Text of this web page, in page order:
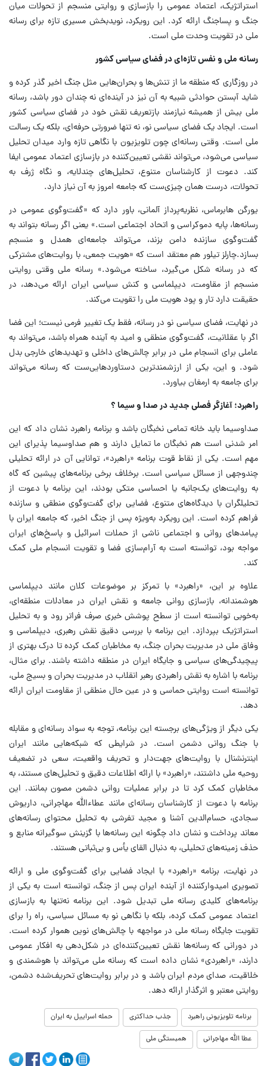
استراتژیک، اعتماد عمومی را بازسازی و روایتی منسجم از تحولات میان
جنگ و پساجنگ ارائه کرد. این رویکرد، نویدبخش مسیری تازه برای رسانه
ملی در تقویت وحدت ملی است.
رسانه ملی و نفس تازه‌ای در فضای سیاسی کشور
در روزگاری که منطقه ما از تنش‌ها و بحران‌هایی مثل جنگ اخیر گذر کرده و
شاید آبستن حوادثی شبیه به آن نیز در آینده‌ای نه چندان دور باشد، رسانه
ملی بیش از همیشه نیازمند بازتعریف نقش خود در فضای سیاسی کشور
است. ایجاد یک فضای سیاسی نو، نه تنها ضرورتی حرفه‌ای، بلکه یک رسالت
ملی است. وقتی رسانه‌ای چون تلویزیون با نگاهی تازه وارد میدان تحلیل
سیاسی می‌شود، می‌تواند نقشی تعیین‌کننده در بازسازی اعتماد عمومی ایفا
کند. دعوت از کارشناسان متنوع، تحلیل‌های چندلایه، و نگاه ژرف به
تحولات، درست همان چیزی‌ست که جامعه امروز به آن نیاز دارد.
یورگن هابرماس، نظریه‌پرداز آلمانی، باور دارد که «گفت‌وگوی عمومی در
رسانه‌ها، پایه دموکراسی و اتحاد اجتماعی است.» یعنی اگر رسانه بتواند به
گفت‌وگوی سازنده دامن بزند، می‌تواند جامعه‌ای همدل و منسجم
بسازد.چارلز تیلور هم معتقد است که «هویت جمعی، با روایت‌های مشترکی
که در رسانه شکل می‌گیرد، ساخته می‌شود.» رسانه ملی وقتی روایتی
منسجم از مقاومت، دیپلماسی و کنش سیاسی ایران ارائه می‌دهد، در
حقیقت دارد تار و پود هویت ملی را تقویت می‌کند.
در نهایت، فضای سیاسی نو در رسانه، فقط یک تغییر فرمی نیست؛ این فضا
اگر با عقلانیت، گفت‌وگوی منطقی و امید به آینده همراه باشد، می‌تواند به
عاملی برای انسجام ملی در برابر چالش‌های داخلی و تهدیدهای خارجی بدل
شود. و این، یکی از ارزشمندترین دستاوردهایی‌ست که رسانه می‌تواند
برای جامعه به ارمغان بیاورد.
راهبرد؛ آغازگر فصلی جدید در صدا و سیما ؟
صداوسیما باید خانه تمامی نخبگان باشد و برنامه راهبرد نشان داد که این
امر شدنی است هم نخبگان ما تمایل دارند و هم صداوسیما پذیرای این
مهم است. یکی از نقاط قوت برنامه «راهبرد»، توانایی آن در ارائه تحلیلی
چندوجهی از مسائل سیاسی است. برخلاف برخی برنامه‌های پیشین که گاه
به روایت‌های یک‌جانبه یا احساسی متکی بودند، این برنامه با دعوت از
تحلیلگران با دیدگاه‌های متنوع، فضایی برای گفت‌وگوی منطقی و سازنده
فراهم کرده است. این رویکرد به‌ویژه پس از جنگ اخیر، که جامعه ایران با
پیامدهای روانی و اجتماعی ناشی از حملات اسرائیل و پاسخ‌های ایران
مواجه بود، توانسته است به آرام‌سازی فضا و تقویت انسجام ملی کمک
کند.
علاوه بر این، «راهبرد» با تمرکز بر موضوعات کلان مانند دیپلماسی
هوشمندانه، بازسازی روانی جامعه و نقش ایران در معادلات منطقه‌ای،
به‌خوبی توانسته است از سطح پوشش خبری صرف فراتر رود و به تحلیل
استراتژیک بپردازد. این برنامه با بررسی دقیق نقش رهبری، دیپلماسی و
وفاق ملی در مدیریت بحران جنگ، به مخاطبان کمک کرده تا درک بهتری از
پیچیدگی‌های سیاسی و جایگاه ایران در منطقه داشته باشند. برای مثال،
برنامه با اشاره به نقش راهبردی رهبر انقلاب در مدیریت بحران و بسیج ملی،
توانسته است روایتی حماسی و در عین حال منطقی از مقاومت ایران ارائه
دهد.
یکی دیگر از ویژگی‌های برجسته این برنامه، توجه به سواد رسانه‌ای و مقابله
با جنگ روانی دشمن است. در شرایطی که شبکه‌هایی مانند ایران
اینترنشنال با روایت‌های جهت‌دار و تحریف واقعیت، سعی در تضعیف
روحیه ملی داشتند، «راهبرد» با ارائه اطلاعات دقیق و تحلیل‌های مستند، به
مخاطبان کمک کرد تا در برابر عملیات روانی دشمن مصون بمانند. این
برنامه با دعوت از کارشناسان رسانه‌ای مانند عطاءالله مهاجرانی، داریوش
سجادی، حسام‌الدین آشنا و مجید تفرشی به تحلیل محتوای رسانه‌های
معاند پرداخت و نشان داد چگونه این رسانه‌ها با گزینش سوگیرانه منابع و
حذف زمینه‌های تحلیلی، به دنبال القای یأس و بی‌ثباتی هستند.
در نهایت، برنامه «راهبرد» با ایجاد فضایی برای گفت‌وگوی ملی و ارائه
تصویری امیدوارکننده از آینده ایران پس از جنگ، توانسته است به یکی از
برنامه‌های کلیدی رسانه ملی تبدیل شود. این برنامه نه‌تنها به بازسازی
اعتماد عمومی کمک کرده، بلکه با نگاهی نو به مسائل سیاسی، راه را برای
تقویت جایگاه رسانه ملی در مواجهه با چالش‌های نوین هموار کرده است.
در دورانی که رسانه‌ها نقش تعیین‌کننده‌ای در شکل‌دهی به افکار عمومی
دارند، «راهبردی» نشان داده است که رسانه ملی می‌تواند با هوشمندی و
خلاقیت، صدای مردم ایران باشد و در برابر روایت‌های تحریف‌شده دشمن،
روایتی معتبر و اثرگذار ارائه دهد.
برنامه تلویزیونی راهبرد جذب حداکثری حمله اسراییل به ایران
عطا الله مهاجرانی همبستگی ملی